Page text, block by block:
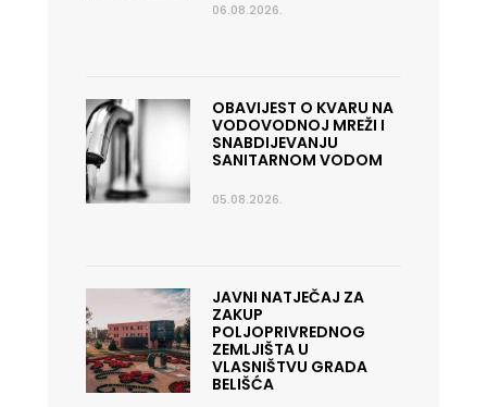
06.08.2026.
OBAVIJEST O KVARU NA
VODOVODNOJ MREŽI I
SNABDIJEVANJU
SANITARNOM VODOM
05.08.2026.
JAVNI NATJEČAJ ZA
ZAKUP
POLJOPRIVREDNOG
ZEMLJIŠTA U
VLASNIŠTVU GRADA
BELIŠĆA